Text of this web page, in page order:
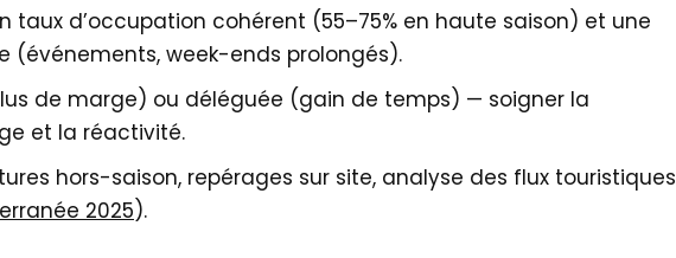
taux d’occupation cohérent (55–75% en haute saison) et une
week-ends prolongés).
de marge) ou déléguée (gain de temps) — soigner la
et la réactivité.
hors-saison, repérages sur site, analyse des flux touristiques
2025).